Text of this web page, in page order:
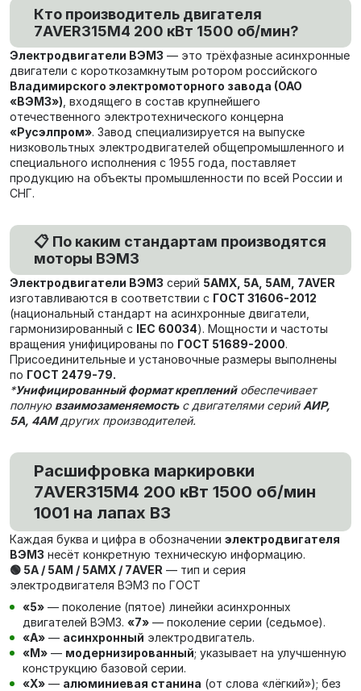
Кто производитель двигателя
7AVER315M4 200 кВт 1500 об/мин?
Электродвигатели ВЭМЗ — это трёхфазные асинхронные
двигатели с короткозамкнутым ротором российского
Владимирского электромоторного завода (ОАО
«ВЭМЗ») , входящего в состав крупнейшего
отечественного электротехнического концерна
«Русэлпром». Завод специализируется на выпуске
низковольтных электродвигателей общепромышленного и
специального исполнения с 1955 года, поставляет
продукцию на объекты промышленности по всей России и
СНГ.
📋 По каким стандартам производятся
моторы ВЭМЗ
Электродвигатели ВЭМЗ серий 5АМХ, 5А, 5АМ, 7AVER
изготавливаются в соответствии с ГОСТ 31606-2012
(национальный стандарт на асинхронные двигатели,
гармонизированный с IEC 60034). Мощности и частоты
вращения унифицированы по ГОСТ 51689-2000.
Присоединительные и установочные размеры выполнены
по ГОСТ 2479-79.
*Унифицированный формат крепленийобеспечивает
полную взаимозаменяемостьс двигателями серий АИР,
5А, 4АМдругих производителей.
Расшифровка маркировки
7AVER315M4 200 кВт 1500 об/мин
1001 на лапах В3
Каждая буква и цифра в обозначении электродвигателя
ВЭМЗ несёт конкретную техническую информацию.
🟢 5А / 5АМ / 5АМХ / 7AVER — тип и серия
электродвигателя ВЭМЗ по ГОСТ
«5» — поколение (пятое) линейки асинхронных
двигателей ВЭМЗ. «7» — поколение серии (седьмое).
«А» — асинхронный электродвигатель.
«М» — модернизированный; указывает на улучшенную
конструкцию базовой серии.
«Х» — алюминиевая станина (от слова «лёгкий»); без